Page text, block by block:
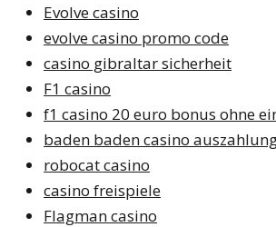
Evolve casino
evolve casino promo code
casino gibraltar sicherheit
F1 casino
f1 casino 20 euro bonus ohne
baden baden casino
robocat casino
casino freispiele
Flagman casino